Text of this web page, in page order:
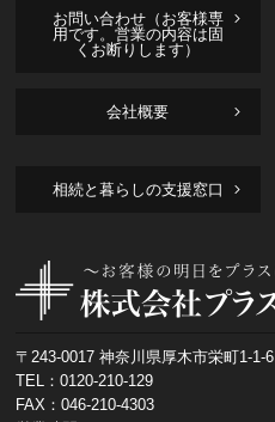
お問い合わせ（お客様専
用です。営業の内容は固
くお断りします）
会社概要
相続と暮らしの支援窓口
〒243-0017 神奈川県厚木市栄町1-1-6
TEL： 0120-210-129
FAX：046-210-4303